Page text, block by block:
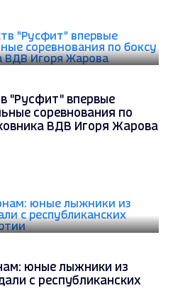
"Русфит" впервые
соревнования по
ВДВ Игоря Жарова
юные лыжники из
с республиканских